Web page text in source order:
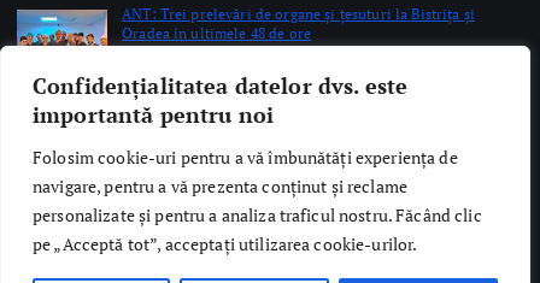
Confidențialitatea datelor dvs. este
importantă pentru noi
Folosim cookie-uri pentru a vă îmbunătăți experiența de
navigare, pentru a vă prezenta conținut și reclame
personalizate și pentru a analiza traficul nostru. Făcând clic
pe „Acceptă tot”, acceptați utilizarea cookie-urilor.
Copyright © 2026 Ro Health Review | Powered bySănătatea Press
Group